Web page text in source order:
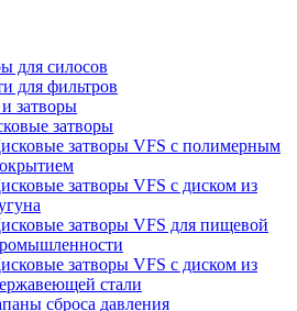
для силосов
для фильтров
затворы
затворы
затворы VFS c полимерным
затворы VFS с диском из
затворы VFS для пищевой
затворы VFS с диском из
стали
сброса давления